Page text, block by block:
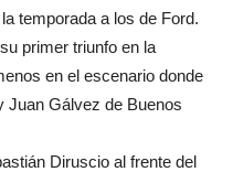
temporada a los de Ford.
primer triunfo en la
en el escenario donde
Juan Gálvez de Buenos
Diruscio al frente del